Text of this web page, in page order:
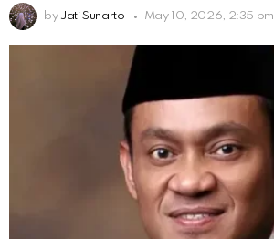
by Jati Sunarto May 10, 2026, 2:35 pm